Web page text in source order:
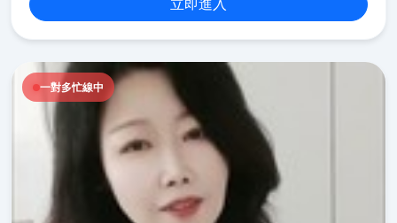
一對多忙線中